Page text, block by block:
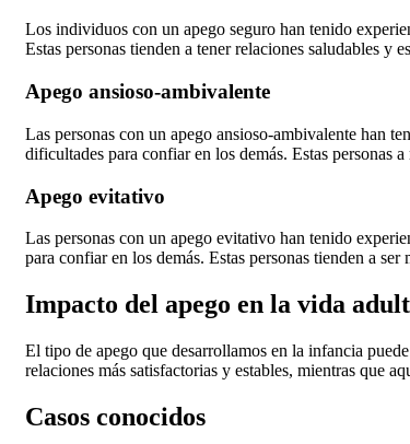
Los individuos con un apego seguro han tenido
Estas personas tienden a tener relaciones saludables y
Apego ansioso-ambivalente
Las personas con un apego ansioso-ambivalente han
dificultades para confiar en los demás. Estas personas
Apego evitativo
Las personas con un apego evitativo han tenido
para confiar en los demás. Estas personas tienden a
Impacto del apego en la vida
El tipo de apego que desarrollamos en la infancia
relaciones más satisfactorias y estables, mientras que
Casos conocidos